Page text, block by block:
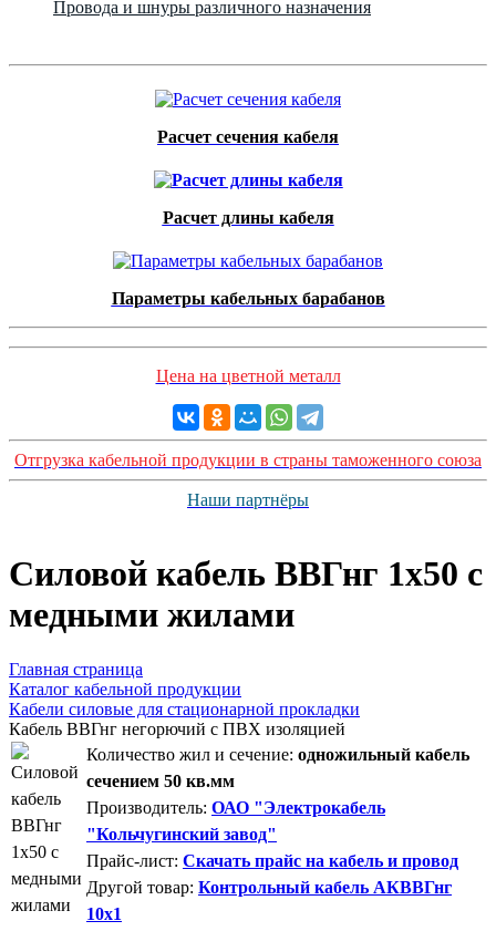
Провода и шнуры различного назначения
Расчет сечения кабеля
Расчет длины кабеля
Параметры кабельных барабанов
Цена на цветной металл
Отгрузка кабельной продукции в страны таможенного союза
Наши партнёры
Силовой кабель ВВГнг 1х50 с
медными жилами
Главная страница
Каталог кабельной продукции
Кабели силовые для стационарной прокладки
Кабель ВВГнг негорючий с ПВХ изоляцией
Количество жил и сечение: одножильный кабель
сечением 50 кв.мм
Производитель: ОАО "Электрокабель
"Кольчугинский завод"
Прайс-лист: Скачать прайс на кабель и провод
Другой товар: Контрольный кабель АКВВГнг
10х1